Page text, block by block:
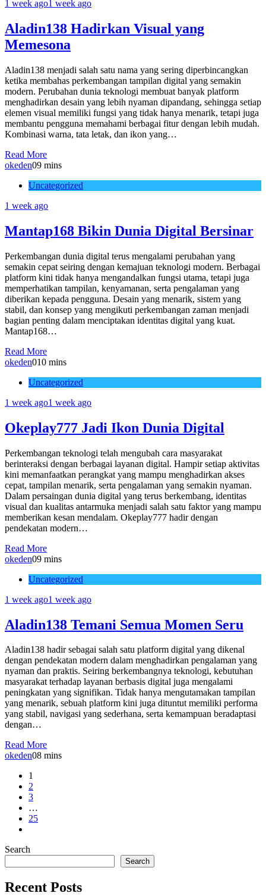
1 week ago1 week ago
Aladin138 Hadirkan Visual yang
Memesona
Aladin138 menjadi salah satu nama yang sering diperbincangkan
ketika membahas perkembangan tampilan digital yang semakin
modern. Perubahan dunia teknologi membuat banyak platform
menghadirkan desain yang lebih nyaman dipandang, sehingga setiap
elemen visual memiliki fungsi yang tidak hanya menarik, tetapi juga
membantu pengguna memahami berbagai fitur dengan lebih mudah.
Kombinasi warna, tata letak, dan ikon yang…
Read More
okeden09 mins
Uncategorized
1 week ago
Mantap168 Bikin Dunia Digital Bersinar
Perkembangan dunia digital terus mengalami perubahan yang
semakin cepat seiring dengan kemajuan teknologi modern. Berbagai
platform kini tidak hanya mengandalkan fungsi utama, tetapi juga
memperhatikan tampilan, kenyamanan, serta pengalaman yang
diberikan kepada pengguna. Desain yang menarik, sistem yang
stabil, dan konsep yang mengikuti perkembangan zaman menjadi
bagian penting dalam menciptakan identitas digital yang kuat.
Mantap168…
Read More
okeden010 mins
Uncategorized
1 week ago1 week ago
Okeplay777 Jadi Ikon Dunia Digital
Perkembangan teknologi telah mengubah cara masyarakat
berinteraksi dengan berbagai layanan digital. Hampir setiap aktivitas
kini memanfaatkan perangkat yang mampu menghadirkan akses
cepat, tampilan menarik, serta pengalaman yang semakin nyaman.
Dalam persaingan dunia digital yang terus berkembang, identitas
visual dan kualitas antarmuka menjadi salah satu faktor yang mampu
memberikan kesan mendalam. Okeplay777 hadir dengan
pendekatan modern…
Read More
okeden09 mins
Uncategorized
1 week ago1 week ago
Aladin138 Temani Semua Momen Seru
Aladin138 hadir sebagai salah satu platform digital yang dikenal
dengan pendekatan modern dalam menghadirkan pengalaman yang
nyaman dan praktis. Seiring berkembangnya teknologi, kebutuhan
masyarakat terhadap layanan berbasis digital juga mengalami
peningkatan yang signifikan. Tidak hanya mengutamakan tampilan
yang menarik, sebuah platform kini juga dituntut memiliki performa
yang stabil, navigasi yang sederhana, serta kemampuan beradaptasi
dengan…
Read More
okeden08 mins
1
2
3
…
25
Search
Search
Recent Posts